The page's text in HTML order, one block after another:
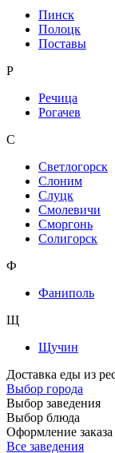
Пинск
Полоцк
Поставы
Р
Речица
Рогачев
С
Светлогорск
Слоним
Слуцк
Смолевичи
Сморгонь
Солигорск
Ф
Фаниполь
Щ
Щучин
Доставка еды из
Выбор города
Выбор заведения
Выбор блюда
Оформление заказа
Все заведения